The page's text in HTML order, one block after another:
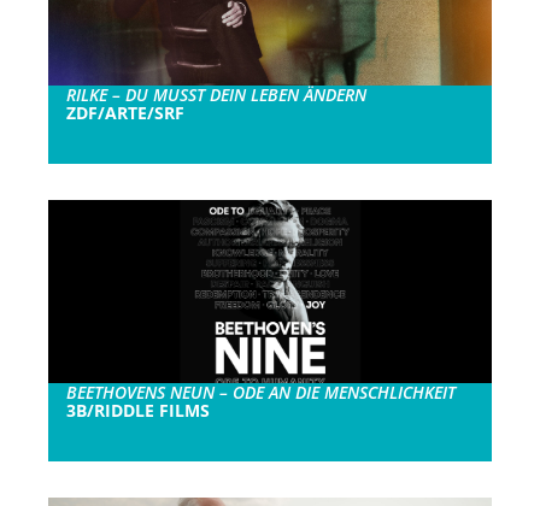
RILKE – DU MUSST DEIN LEBEN ÄNDERN
ZDF/ARTE/SRF
BEETHOVENS NEUN – ODE AN DIE MENSCHLICHKEIT
3B/RIDDLE FILMS